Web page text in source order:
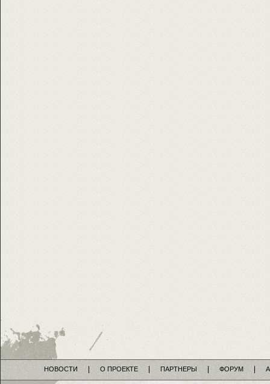
НОВОСТИ О ПРОЕКТЕ ПАРТНЕРЫ ФОРУМ